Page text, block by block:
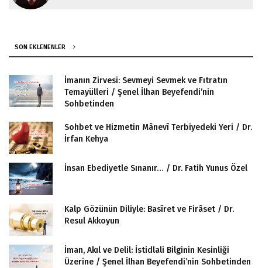
SON EKLENENLER
İmanın Zirvesi: Sevmeyi Sevmek ve Fıtratın
Temayülleri / Şenel İlhan Beyefendi’nin
Sohbetinden
Sohbet ve Hizmetin Mânevî Terbiyedeki Yeri / Dr.
İrfan Kehya
İnsan Ebediyetle Sınanır… / Dr. Fatih Yunus Özel
Kalp Gözünün Diliyle: Basîret ve Firâset / Dr.
Resul Akkoyun
İman, Akıl ve Delil: İstidlali Bilginin Kesinliği
Üzerine / Şenel İlhan Beyefendi’nin Sohbetinden